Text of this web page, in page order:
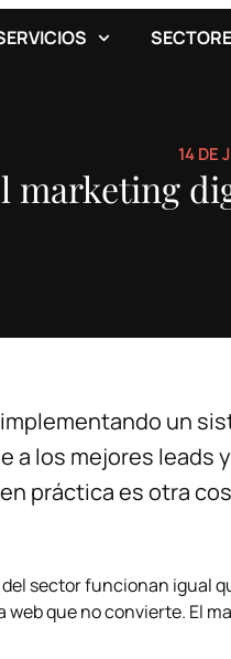
14 DE
marketing
un
a los mejores leads
práctica es otra
sector funcionan igual
que no convierte. El